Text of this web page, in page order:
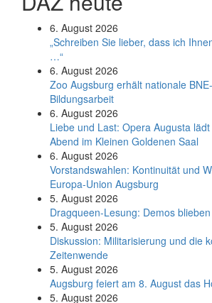
6. August 2026
„Schreiben Sie lieber, dass ich
…“
6. August 2026
Zoo Augsburg erhält nationale
Bildungsarbeit
6. August 2026
Liebe und Last: Opera Augusta
Abend im Kleinen Goldenen Saal
6. August 2026
Vorstandswahlen: Kontinuität und
Europa-Union Augsburg
5. August 2026
Dragqueen-Lesung: Demos
5. August 2026
Diskussion: Mi­li­ta­ri­sie­rung und die
Zeitenwende
5. August 2026
Augsburg feiert am 8. August das
5. August 2026